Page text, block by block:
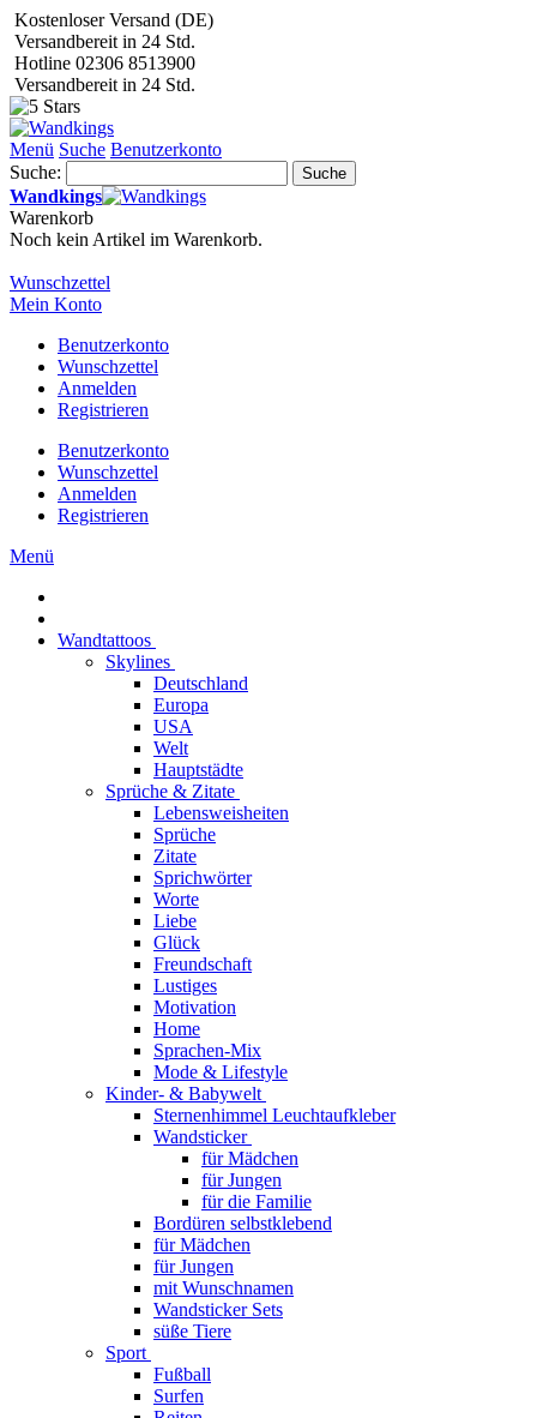
Kostenloser Versand (DE)
Versandbereit in 24 Std.
Hotline 02306 8513900
Versandbereit in 24 Std.
Menü Suche Benutzerkonto
Suche:
Suche
Wandkings
Warenkorb
Noch kein Artikel im Warenkorb.
Wunschzettel
Mein Konto
Benutzerkonto
Wunschzettel
Anmelden
Registrieren
Benutzerkonto
Wunschzettel
Anmelden
Registrieren
Menü
Wandtattoos
Skylines
Deutschland
Europa
USA
Welt
Hauptstädte
Sprüche & Zitate
Lebensweisheiten
Sprüche
Zitate
Sprichwörter
Worte
Liebe
Glück
Freundschaft
Lustiges
Motivation
Home
Sprachen-Mix
Mode & Lifestyle
Kinder- & Babywelt
Sternenhimmel Leuchtaufkleber
Wandsticker
für Mädchen
für Jungen
für die Familie
Bordüren selbstklebend
für Mädchen
für Jungen
mit Wunschnamen
Wandsticker Sets
süße Tiere
Sport
Fußball
Surfen